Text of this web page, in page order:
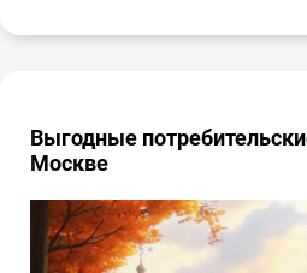
Выгодные
Москве